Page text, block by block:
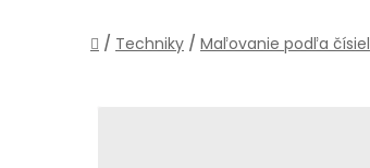
Domov
/ Techniky / Maľovanie podľa čísiel